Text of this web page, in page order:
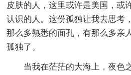
皮肤的人，这里或许是美国，或
认识的人。这份孤独让我去思考
那么多熟悉的面孔，有那么多亲
孤独了。
当我在茫茫的大海上，夜色